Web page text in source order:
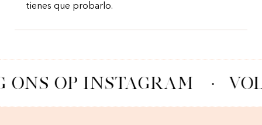
tienes que probarlo.
ONS OP INSTAGRAM ·